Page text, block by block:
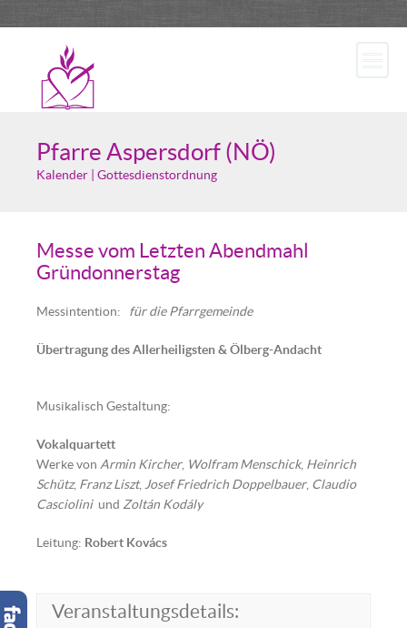
Pfarre Aspersdorf (NÖ)
Kalender | Gottesdienstordnung
Messe vom Letzten Abendmahl
Gründonnerstag
Messintention: für die Pfarrgemeinde
Übertragung des Allerheiligsten & Ölberg-Andacht
Musikalisch Gestaltung:
Vokalquartett
Werke von Armin Kircher, Wolfram Menschick, Heinrich
Schütz, Franz Liszt, Josef Friedrich Doppelbauer, Claudio
Cascioliniund Zoltán Kodály
Leitung: Robert Kovács
Veranstaltungsdetails: